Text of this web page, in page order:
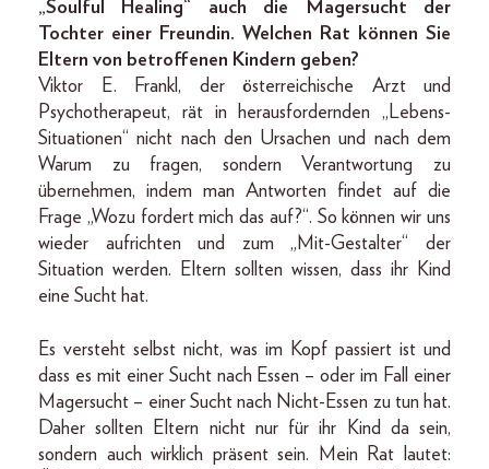
„Soulful Healing“ auch die Magersucht der
Tochter einer Freundin. Welchen Rat können Sie
Eltern von betroffenen Kindern geben?
Viktor E. Frankl, der österreichische Arzt und
Psychotherapeut, rät in herausfordernden „Lebens-
Situationen“ nicht nach den Ursachen und nach dem
Warum zu fragen, sondern Verantwortung zu
übernehmen, indem man Antworten findet auf die
Frage „Wozu fordert mich das auf?“. So können wir uns
wieder aufrichten und zum „Mit-Gestalter“ der
Situation werden. Eltern sollten wissen, dass ihr Kind
eine Sucht hat.
Es versteht selbst nicht, was im Kopf passiert ist und
dass es mit einer Sucht nach Essen – oder im Fall einer
Magersucht – einer Sucht nach Nicht-Essen zu tun hat.
Daher sollten Eltern nicht nur für ihr Kind da sein,
sondern auch wirklich präsent sein. Mein Rat lautet: